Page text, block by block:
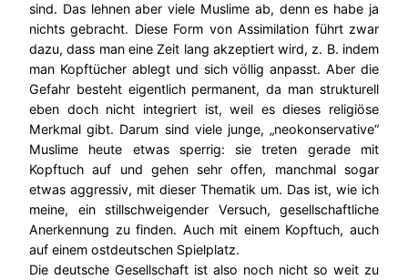
sind. Das lehnen aber viele Muslime ab, denn es habe ja
nichts gebracht. Diese Form von Assimilation führt zwar
dazu, dass man eine Zeit lang akzeptiert wird, z. B. indem
man Kopftücher ablegt und sich völlig anpasst. Aber die
Gefahr besteht eigentlich permanent, da man strukturell
eben doch nicht integriert ist, weil es dieses religiöse
Merkmal gibt. Darum sind viele junge, „neokonservative“
Muslime heute etwas sperrig: sie treten gerade mit
Kopftuch auf und gehen sehr offen, manchmal sogar
etwas aggressiv, mit dieser Thematik um. Das ist, wie ich
meine, ein stillschweigender Versuch, gesellschaftliche
Anerkennung zu finden. Auch mit einem Kopftuch, auch
auf einem ostdeutschen Spielplatz.
Die deutsche Gesellschaft ist also noch nicht so weit zu